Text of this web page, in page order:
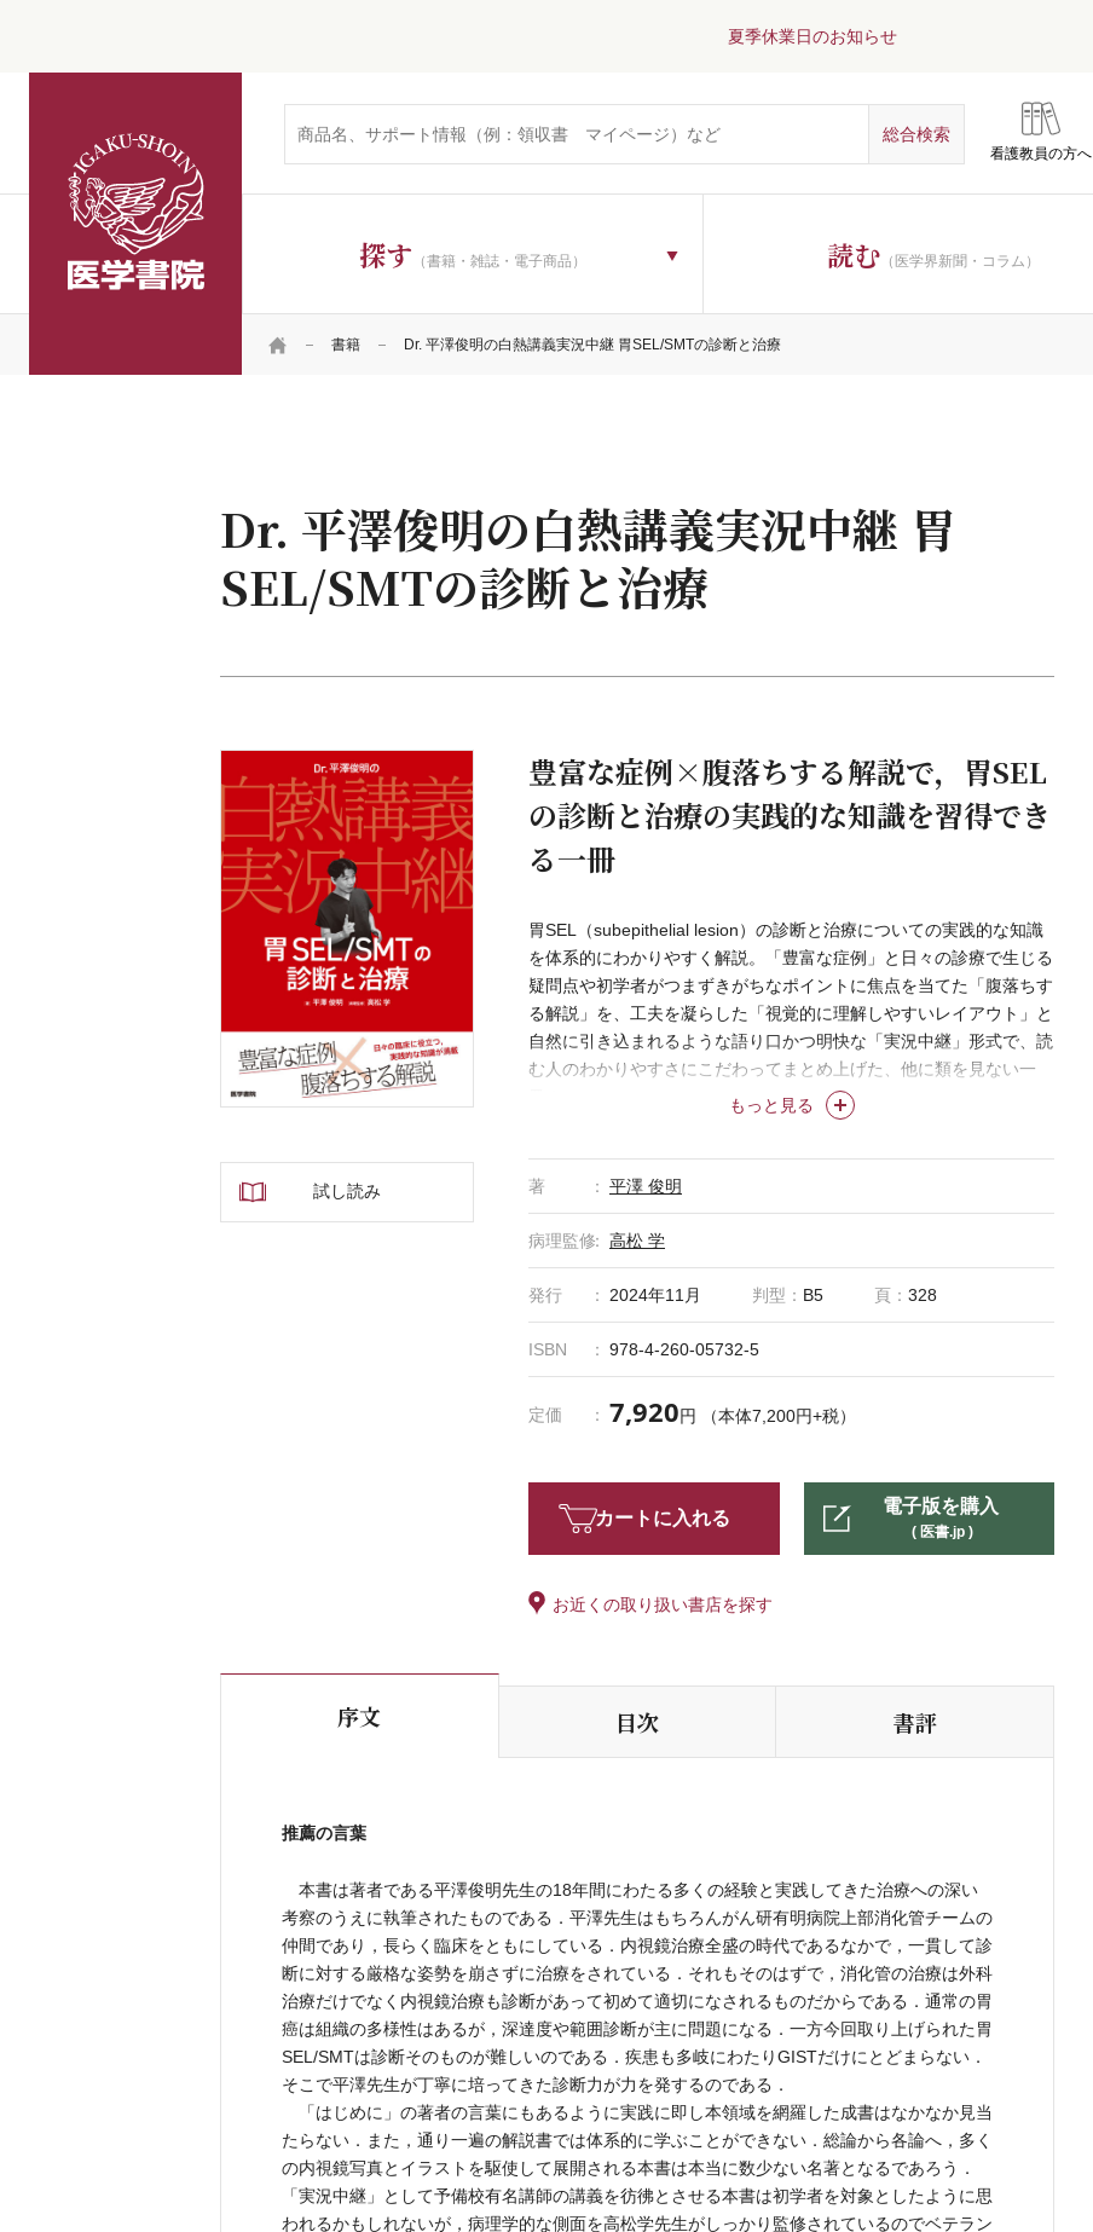
夏季休業日のお知らせ
看護教員の方へ
探す （書籍・雑誌・電子商品） 読む （医学界新聞・コラム）
HOME 書籍 Dr. 平澤俊明の白熱講義実況中継 胃SEL/SMTの診断と治療
Dr. 平澤俊明の白熱講義実況中継 胃
SEL/SMTの診断と治療
試し読み
豊富な症例×腹落ちする解説で，胃SEL
の診断と治療の実践的な知識を習得でき
る一冊
もっと見る
胃SEL（subepithelial lesion）の診断と治療についての実践的な知識
を体系的にわかりやすく解説。「豊富な症例」と日々の診療で生じる
疑問点や初学者がつまずきがちなポイントに焦点を当てた「腹落ちす
る解説」を、工夫を凝らした「視覚的に理解しやすいレイアウト」と
自然に引き込まれるような語り口かつ明快な「実況中継」形式で、読
む人のわかりやすさにこだわってまとめ上げた、他に類を見ない一
著 平澤 俊明
病理監修 高松 学
発行 2024年11月 判型： B5 頁： 328
ISBN 978-4-260-05732-5
定価 7,920円 （本体7,200円+税）
カートに入れる
電子版を購入
( 医書.jp )
お近くの取り扱い書店を探す
序文 目次 書評
推薦の言葉
本書は著者である平澤俊明先生の18年間にわたる多くの経験と実践してきた治療への深い
考察のうえに執筆されたものである．平澤先生はもちろんがん研有明病院上部消化管チームの
仲間であり，長らく臨床をともにしている．内視鏡治療全盛の時代であるなかで，一貫して診
断に対する厳格な姿勢を崩さずに治療をされている．それもそのはずで，消化管の治療は外科
治療だけでなく内視鏡治療も診断があって初めて適切になされるものだからである．通常の胃
癌は組織の多様性はあるが，深達度や範囲診断が主に問題になる．一方今回取り上げられた胃
SEL/SMTは診断そのものが難しいのである．疾患も多岐にわたりGISTだけにとどまらない．
そこで平澤先生が丁寧に培ってきた診断力が力を発するのである．
「はじめに」の著者の言葉にもあるように実践に即し本領域を網羅した成書はなかなか見当
たらない．また，通り一遍の解説書では体系的に学ぶことができない．総論から各論へ，多く
の内視鏡写真とイラストを駆使して展開される本書は本当に数少ない名著となるであろう．
「実況中継」として予備校有名講師の講義を彷彿とさせる本書は初学者を対象としたように思
われるかもしれないが，病理学的な側面を高松学先生がしっかり監修されているのでベテラン